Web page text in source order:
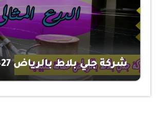
شركة جلي بلاط بالرياض 0538851327